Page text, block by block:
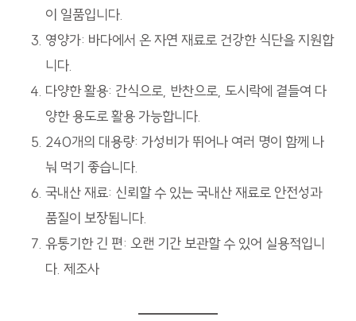
이 일품입니다.
영양가: 바다에서 온 자연 재료로 건강한 식단을 지원합
니다.
다양한 활용: 간식으로, 반찬으로, 도시락에 곁들여 다
양한 용도로 활용 가능합니다.
240개의 대용량: 가성비가 뛰어나 여러 명이 함께 나
눠 먹기 좋습니다.
국내산 재료: 신뢰할 수 있는 국내산 재료로 안전성과
품질이 보장됩니다.
유통기한 긴 편: 오랜 기간 보관할 수 있어 실용적입니
다. 제조사